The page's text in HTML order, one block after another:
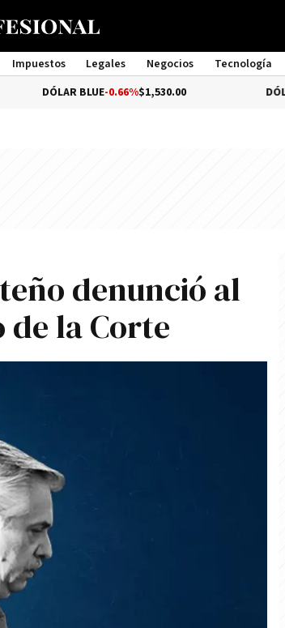
Impuestos Legales Negocios Tecnología
BLUE-0.66%$1,530.00 DÓLAR
denunció al
la Corte